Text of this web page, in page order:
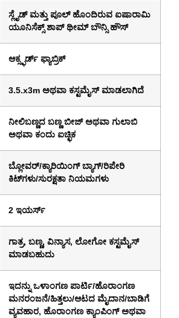
ಸ್ಲೈಡ್ ಮತ್ತು ಪೂಲ್ ಹೊಂದಿರುವ ಐಷಾರಾಮಿ
ಯೂನಿಸೆಕ್ಸ್ ಶಾಪ್ ಥೀಮ್ ಬೌನ್ಸಿ ಹೌಸ್
ಆಕ್ಸ್ಫರ್ಡ್ ಫ್ಯಾಬ್ರಿಕ್
3.5.x3m ಅಥವಾ ಕಸ್ಟಮೈಸ್ ಮಾಡಲಾಗಿದೆ
ನೀಲಿಬಣ್ಣದ ಬಣ್ಣ ಬೀಜ್ ಅಥವಾ ಗುಲಾಬಿ
ಅಥವಾ ಕಂದು ಐಚ್ಛಿಕ
ಬ್ಲೋವರ್/ಕ್ಯಾರಿಯಿಂಗ್ ಬ್ಯಾಗ್/ರಿಪೇರಿ
ಕಿಟ್‌ಗಳು/ಸುರಕ್ಷತಾ ನಿಯಮಗಳು
2 ಇಯರ್ಸ್
ಗಾತ್ರ, ಬಣ್ಣ, ವಿನ್ಯಾಸ, ಲೋಗೋ ಕಸ್ಟಮೈಸ್
ಮಾಡಬಹುದು
ಇದನ್ನು ಒಳಾಂಗಣ ಪಾರ್ಟಿ/ಹೊರಾಂಗಣ
ಮನರಂಜನೆ/ಹಿತ್ತಲು/ಆಟದ ಮೈದಾನ/ಬಾಡಿಗೆ
ವ್ಯವಹಾರ, ಹೊರಾಂಗಣ ಕ್ಯಾಂಪಿಂಗ್ ಅಥವಾ